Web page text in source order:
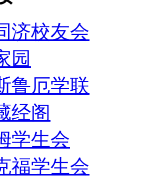
济校友会
园
鲁厄学联
经阁
学生会
福学生会